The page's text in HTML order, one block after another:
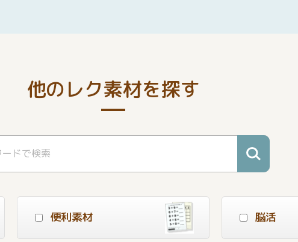
他のレク素材を探す
便利素材 脳活